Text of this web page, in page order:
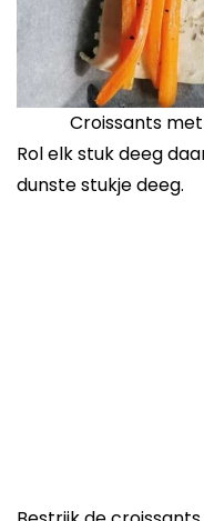
Croissants
Rol elk stuk deeg
dunste stukje deeg.